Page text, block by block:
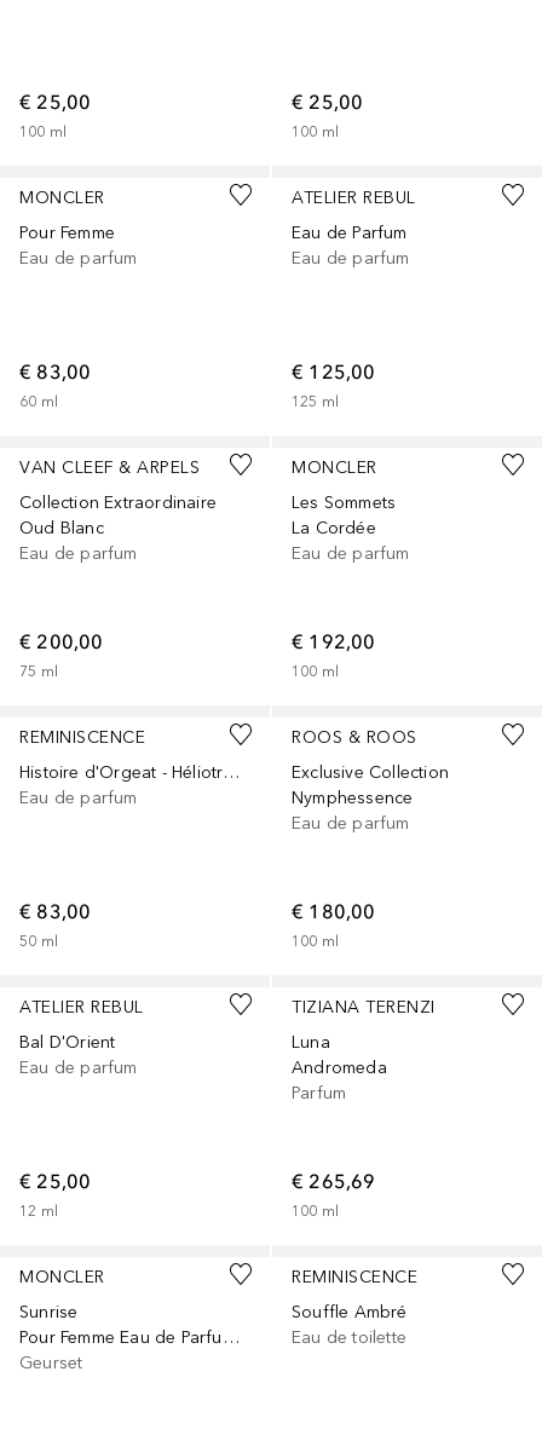
€ 25,00
100 ml
€ 25,00
100 ml
MONCLER
Pour Femme
Eau de parfum
€ 83,00
60 ml
ATELIER REBUL
Eau de Parfum
Eau de parfum
€ 125,00
125 ml
VAN CLEEF & ARPELS
Collection Extraordinaire
Oud Blanc
Eau de parfum
€ 200,00
75 ml
MONCLER
Les Sommets
La Cordée
Eau de parfum
€ 192,00
100 ml
REMINISCENCE
Histoire d'Orgeat - Héliotrope
Eau de parfum
€ 83,00
50 ml
ROOS & ROOS
Exclusive Collection
Nymphessence
Eau de parfum
€ 180,00
100 ml
ATELIER REBUL
Bal D'Orient
Eau de parfum
€ 25,00
12 ml
TIZIANA TERENZI
Luna
Andromeda
Parfum
€ 265,69
100 ml
MONCLER
Sunrise
Pour Femme Eau de Parfum 100 ml Set
Geurset
REMINISCENCE
Souffle Ambré
Eau de toilette